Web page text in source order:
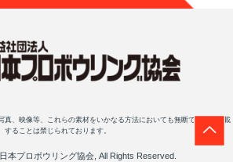
真、映像等、これらの素材をいかなる方法においても無断で複写・転載
することは禁じられております。
本プロボウリング協会, All Rights Reserved.